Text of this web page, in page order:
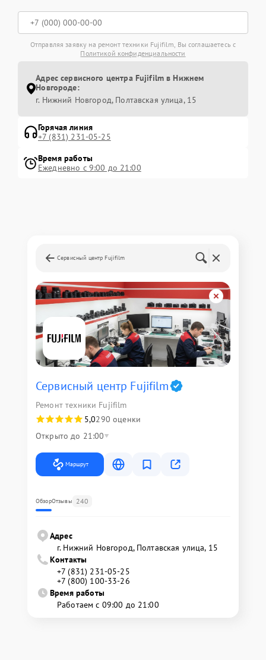
Отправляя заявку на ремонт техники Fujifilm, Вы соглашаетесь с
Политикой конфиденциальности
Адрес сервисного центра Fujifilm в Нижнем
Новгороде:
г. Нижний Новгород, Полтавская улица, 15
Горячая линия
+7 (831) 231-05-25
Время работы
Ежедневно с 9:00 до 21:00
Сервисный центр Fujifilm
Сервисный центр Fujifilm
Ремонт техники Fujifilm
5,0290 оценки
Открыто до 21:00
Маршрут
ОбзорОтзывы 240
Адрес
г. Нижний Новгород, Полтавская улица, 15
Контакты
+7 (831) 231-05-25
+7 (800) 100-33-26
Время работы
Работаем с 09:00 до 21:00